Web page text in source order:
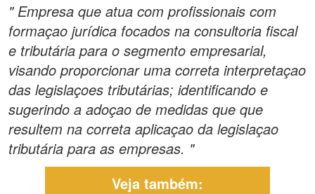
" Empresa que atua com profissionais com
formaçao jurídica focados na consultoria fiscal
e tributária para o segmento empresarial,
visando proporcionar uma correta interpretaçao
das legislaçoes tributárias; identificando e
sugerindo a adoçao de medidas que que
resultem na correta aplicaçao da legislaçao
tributária para as empresas. "
Veja também: